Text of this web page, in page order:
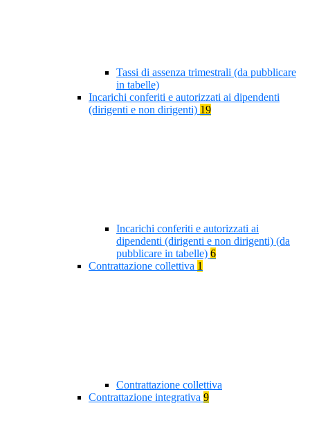
Tassi di assenza trimestrali (da pubblicare
in tabelle)
Incarichi conferiti e autorizzati ai dipendenti
(dirigenti e non dirigenti) 19
Incarichi conferiti e autorizzati ai
dipendenti (dirigenti e non dirigenti) (da
pubblicare in tabelle) 6
Contrattazione collettiva 1
Contrattazione collettiva
Contrattazione integrativa 9